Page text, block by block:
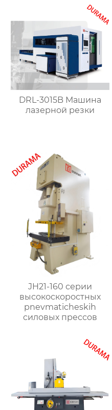
листового металла
DRL-3015B Машина
лазерной резки
JH21-160 серии
высокоскоростных
pnevmaticheskih
силовых прессов